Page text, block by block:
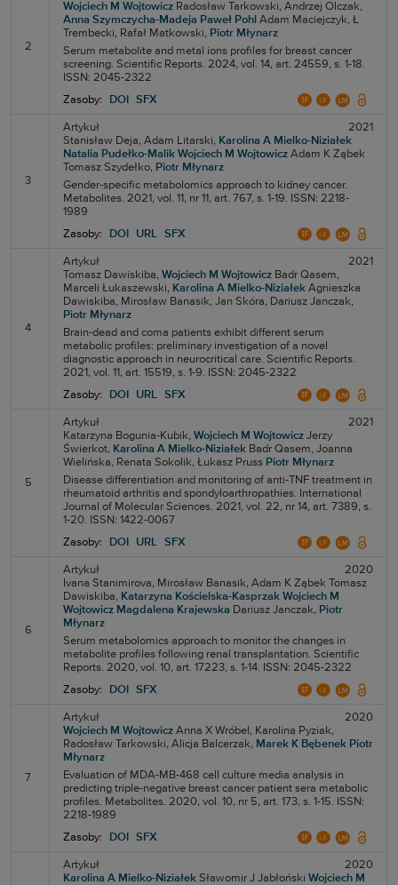
2
Wojciech M Wojtowicz Radosław Tarkowski, Andrzej Olczak,
Anna Szymczycha-Madeja Paweł Pohl Adam Maciejczyk, Ł
Trembecki, Rafał Matkowski, Piotr Młynarz
Serum metabolite and metal ions profiles for breast cancer
screening. Scientific Reports. 2024, vol. 14, art. 24559, s. 1-18.
ISSN: 2045-2322
Zasoby:
DOI SFX
3
Artykuł
2021
Stanisław Deja, Adam Litarski, Karolina A Mielko-Niziałek
Natalia Pudełko-Malik Wojciech M Wojtowicz Adam K Ząbek
Tomasz Szydełko, Piotr Młynarz
Gender-specific metabolomics approach to kidney cancer.
Metabolites. 2021, vol. 11, nr 11, art. 767, s. 1-19. ISSN: 2218-
1989
Zasoby:
DOI URL SFX
4
Artykuł
2021
Tomasz Dawiskiba, Wojciech M Wojtowicz Badr Qasem,
Marceli Łukaszewski, Karolina A Mielko-Niziałek Agnieszka
Dawiskiba, Mirosław Banasik, Jan Skóra, Dariusz Janczak,
Piotr Młynarz
Brain‑dead and coma patients exhibit different serum
metabolic profiles: preliminary investigation of a novel
diagnostic approach in neurocritical care. Scientific Reports.
2021, vol. 11, art. 15519, s. 1-9. ISSN: 2045-2322
Zasoby:
DOI URL SFX
5
Artykuł
2021
Katarzyna Bogunia-Kubik, Wojciech M Wojtowicz Jerzy
Świerkot, Karolina A Mielko-Niziałek Badr Qasem, Joanna
Wielińska, Renata Sokolik, Łukasz Pruss Piotr Młynarz
Disease differentiation and monitoring of anti-TNF treatment in
rheumatoid arthritis and spondyloarthropathies. International
Journal of Molecular Sciences. 2021, vol. 22, nr 14, art. 7389, s.
1-20. ISSN: 1422-0067
Zasoby:
DOI URL SFX
6
Artykuł
2020
Ivana Stanimirova, Mirosław Banasik, Adam K Ząbek Tomasz
Dawiskiba, Katarzyna Kościelska-Kasprzak Wojciech M
Wojtowicz Magdalena Krajewska Dariusz Janczak, Piotr
Młynarz
Serum metabolomics approach to monitor the changes in
metabolite profiles following renal transplantation. Scientific
Reports. 2020, vol. 10, art. 17223, s. 1-14. ISSN: 2045-2322
Zasoby:
DOI SFX
7
Artykuł
2020
Wojciech M Wojtowicz Anna X Wróbel, Karolina Pyziak,
Radosław Tarkowski, Alicja Balcerzak, Marek K Bębenek Piotr
Młynarz
Evaluation of MDA-MB-468 cell culture media analysis in
predicting triple-negative breast cancer patient sera metabolic
profiles. Metabolites. 2020, vol. 10, nr 5, art. 173, s. 1-15. ISSN:
2218-1989
Zasoby:
DOI SFX
Artykuł
2020
Karolina A Mielko-Niziałek Sławomir J Jabłoński Wojciech M